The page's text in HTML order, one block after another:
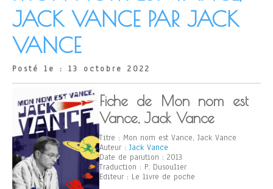
JACK VANCE PAR JACK
VANCE
Posté le : 13 octobre 2022
Fiche de Mon nom est
Vance, Jack Vance
Titre : Mon nom est Vance, Jack Vance
Auteur : Jack Vance
Date de parution : 2013
Traduction : P. Dusoulier
Editeur : Le livre de poche